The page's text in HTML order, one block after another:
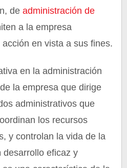
deadministración de
a la empresa
en vista a sus fines.
en la administración
de la empresa que dirige
administrativos que
los recursos
y controlan la vida de la
desarrollo eficaz y